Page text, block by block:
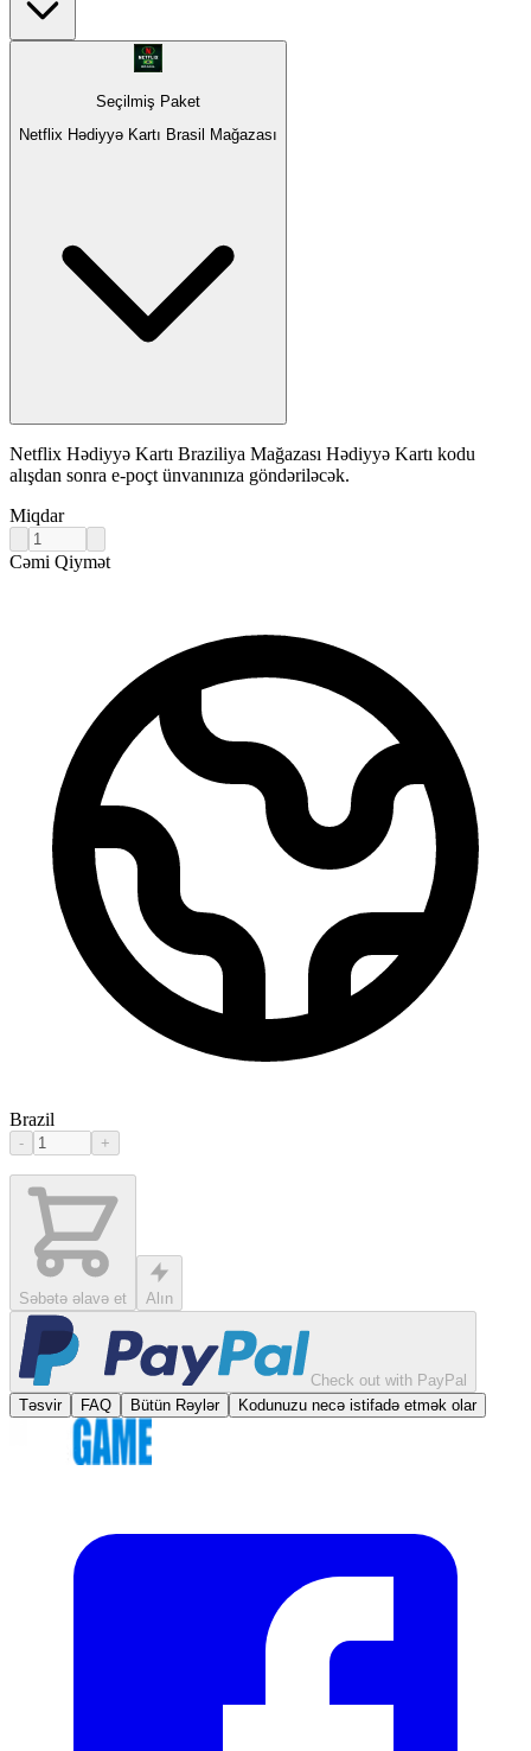
Seçilmiş Paket
Netflix Hədiyyə Kartı Brasil Mağazası
Netflix Hədiyyə Kartı Braziliya Mağazası Hədiyyə Kartı kodu
alışdan sonra e-poçt ünvanınıza göndəriləcək.
Miqdar
Cəmi Qiymət
Brazil
- +
Səbətə əlavə et Alın
Check out with PayPal
Təsvir
FAQ Bütün Rəylər Kodunuzu necə istifadə etmək olar